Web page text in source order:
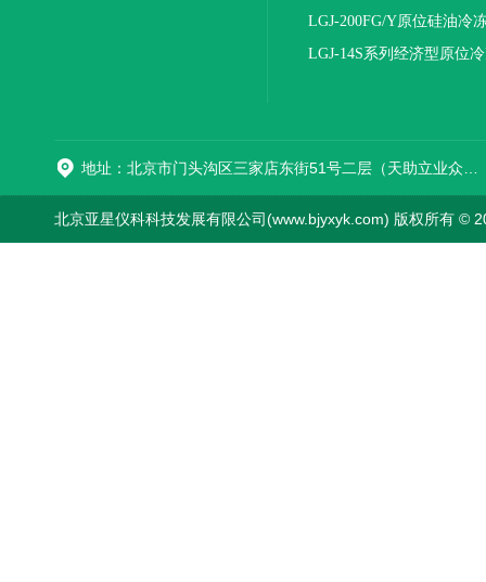
机(压盖型)
LGJ-200FG/Y原位硅油冷
机(压盖型)
LGJ-14S系列经济型原位
北京亚星仪科科技发展有限公司(www.bjyxyk.com) 版权所有 ©